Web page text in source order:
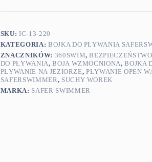
SKU:IC-13-220
KATEGORIA: BOJKA DO PŁYWANIA
ZNACZNIKÓW: 360SWIM,
DO PŁYWANIA,BOJA WZMOCNIONA,BOJKA
PŁYWANIE NA JEZIORZE,PŁYWANIE OPEN
SAFERSWIMMER, SUCHY WOREK
MARKA: SAFER SWIMMER